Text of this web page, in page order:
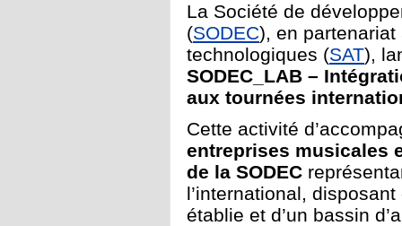
La Société de
(SODEC), en
technologiques (SAT),
SODEC_LAB –
aux tournées
Cette activité
entreprises musicales
de la SODEC
l’international,
établie et d’un bassin